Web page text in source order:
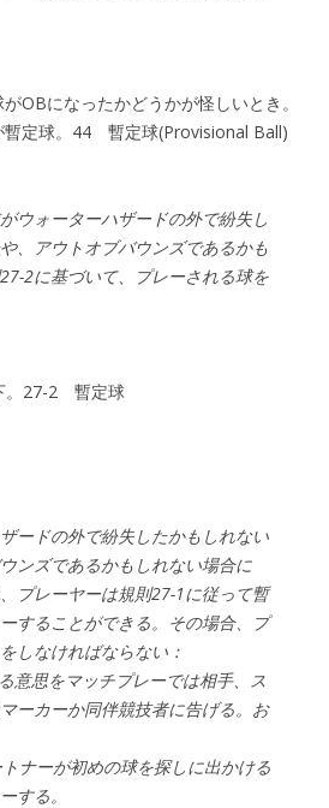
OBになったかどうかが怪しいとき。
暫定球。44 暫定球(Provisional Ball)
ウォーターハザードの外で紛失し
、アウトオブバウンズであるかも
2に基づいて、プレーされる球を
。27-2 暫定球
ードの外で紛失したかもしれない
ンズであるかもしれない場合に
プレーヤーは規則27-1に従って暫
することができる。その場合、プ
しなければならない：
意思をマッチプレーでは相手、ス
ーカーか同伴競技者に告げる。お
ナーが初めの球を探しに出かける
する。